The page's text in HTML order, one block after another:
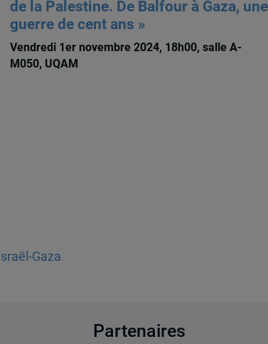
de la Palestine. De Balfour à Gaza, une
guerre de cent ans »
Vendredi 1er novembre 2024, 18h00, salle A-
M050, UQAM
Israël-Gaza
Partenaires